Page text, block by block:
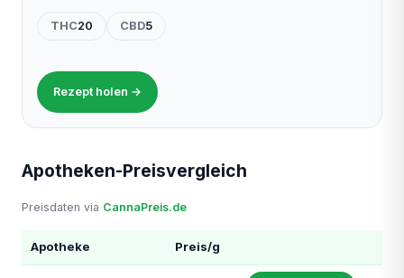
THC20 CBD5
Rezept holen →
Apotheken-Preisvergleich
Preisdaten via CannaPreis.de
Apotheke Preis/g